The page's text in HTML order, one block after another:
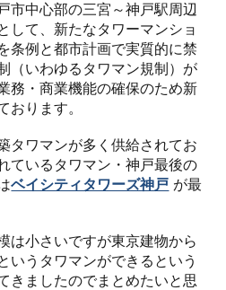
市中心部の三宮～神戸駅周辺
して、新たなタワーマンショ
条例と都市計画で実質的に禁
（いわゆるタワマン規制）が
務・商業機能の確保のため新
おります。
タワマンが多く供給されてお
ているタワマン・神戸最後の
ベイシティタワーズ神戸 が最
は小さいですが東京建物から
いうタワマンができるという
きましたのでまとめたいと思